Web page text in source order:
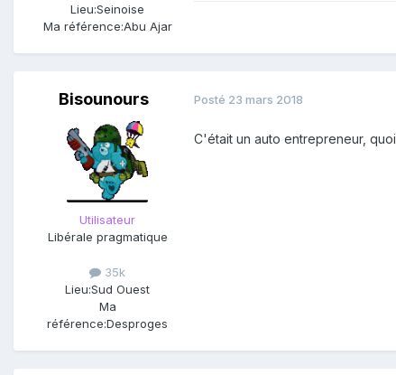
Lieu:Seinoise
Ma référence:Abu Ajar
Bisounours
Utilisateur
Libérale pragmatique
35k
Lieu:Sud Ouest
Ma
référence:Desproges
Posté 23 mars 2018
C'était un auto entrepreneur, quoi